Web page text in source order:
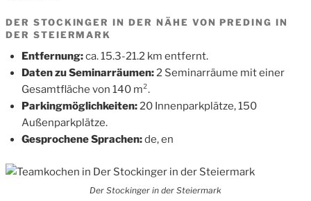
DER STOCKINGER IN DER NÄHE VON PREDING IN
DER STEIERMARK
Entfernung:ca. 15.3-21.2 km entfernt.
Daten zu Seminarräumen:2 Seminarräume mit einer
Gesamtfläche von 140 m².
Parkingmöglichkeiten:20 Innenparkplätze, 150
Außenparkplätze.
Gesprochene Sprachen:de, en
Der Stockinger in der Steiermark